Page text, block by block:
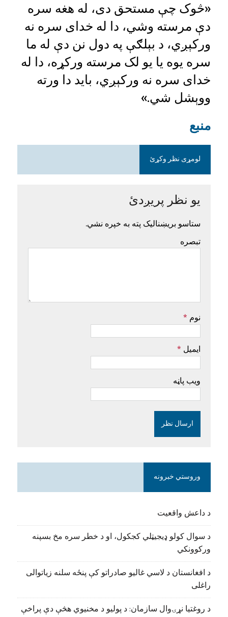
«څوک چې مستحق دی، له هغه سره
دې مرسته وشي، دا له خدای سره نه
ورکېږي، د بېلګې په دول نن دې له ما
سره یوه یا یو لک مرسته ورکړه، دا له
خدای سره نه ورکېږي، باید دا ورته
ووېشل شي.»
منبع
لومړی نظر وکړئ
یو نظر پریږدئ
ستاسو بریښنالیک پته به خپره نشي.
تبصره
نوم *
ایمیل *
ویب پاڼه
وروستي خبرونه
د داعش واقعیت
د سوال کولو ډیجیټلي کجکول، او د خطر سره مخ بسپنه
ورکوونکي
د افغانستان د لاسي غالیو صادراتو کې پنځه سلنه زیاتوالی
راغلی
د روغتیا نړۍوال سازمان: د پولیو د مخنیوي هڅې دې پراخې